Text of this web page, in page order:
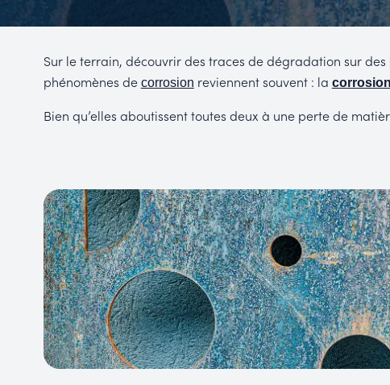
PMUC
REACH
Sur le terrain, découvrir des traces de dégradation sur des
phénomènes de corrosion reviennent souvent : la
Bien qu’elles aboutissent toutes deux à une perte de